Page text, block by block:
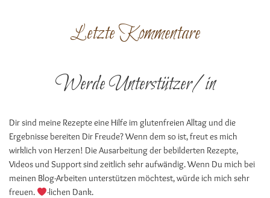
Letzte Kommentare
Werde Unterstützer/in
Dir sind meine Rezepte eine Hilfe im glutenfreien Alltag und die
Ergebnisse bereiten Dir Freude? Wenn dem so ist, freut es mich
wirklich von Herzen! Die Ausarbeitung der bebilderten Rezepte,
Videos und Support sind zeitlich sehr aufwändig. Wenn Du mich bei
meinen Blog-Arbeiten unterstützen möchtest, würde ich mich sehr
freuen.
-lichen Dank.